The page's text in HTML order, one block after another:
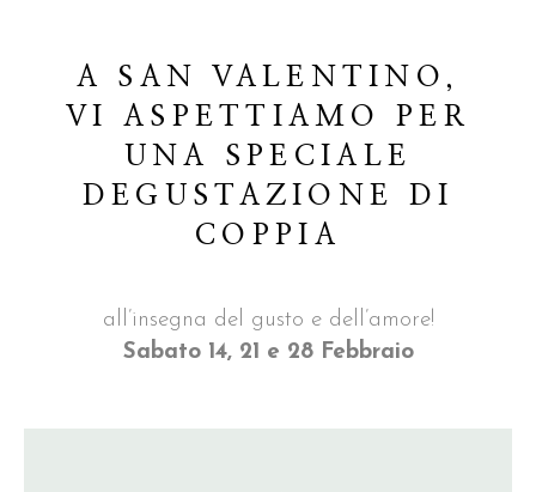
A SAN VALENTINO,
VI ASPETTIAMO PER
UNA SPECIALE
DEGUSTAZIONE DI
COPPIA
all’insegna del gusto e dell’amore!
Sabato 14, 21 e 28 Febbraio